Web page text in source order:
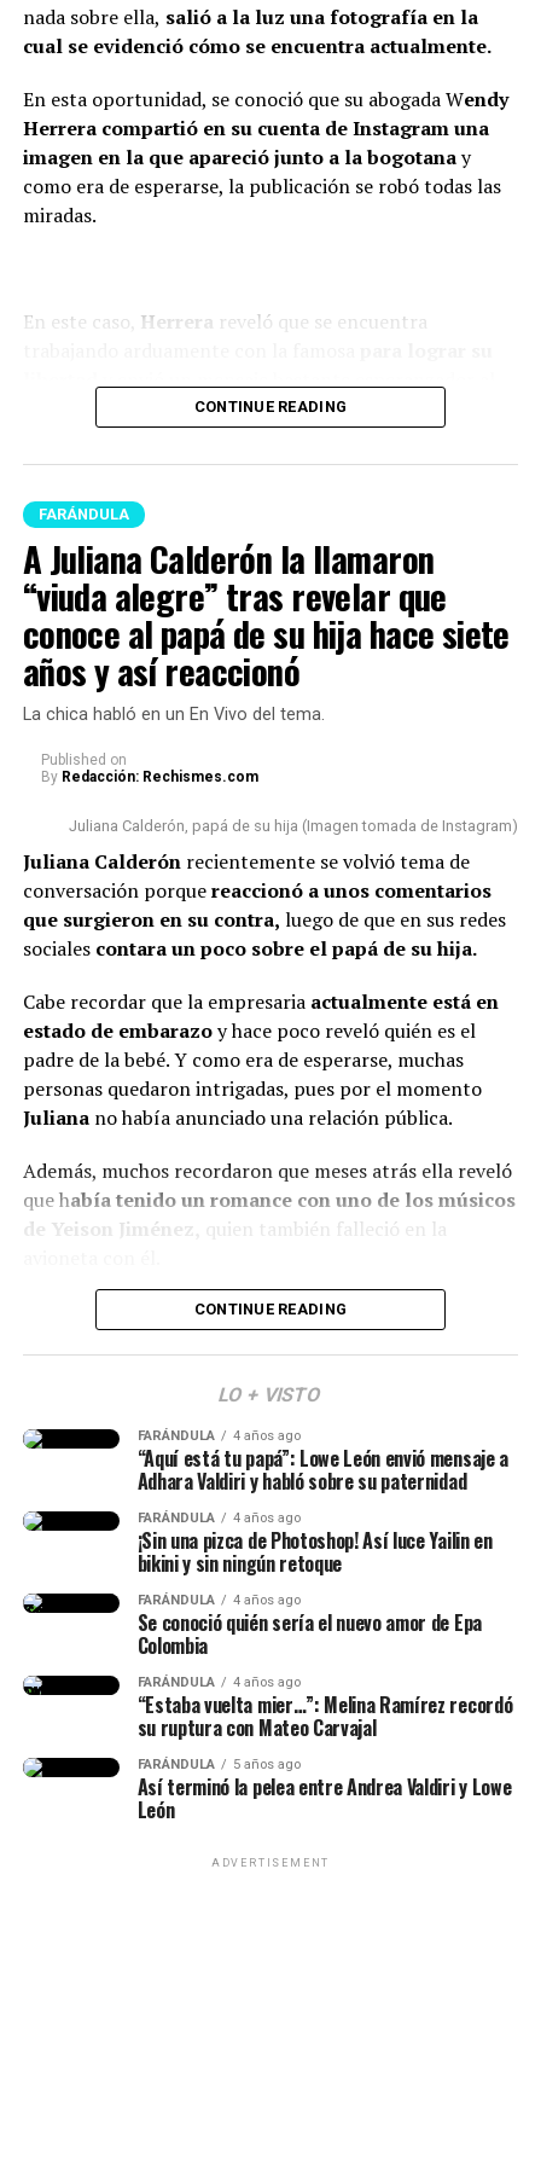
tema ahí también, con la
mamá de la niña estoy bien.
Como se lo dije a ella, tal vez
en algunas vainas no
compaginamos, se acabó lo
confesó.
reiteró que su mayor compromiso
en la actualidades ser un buen papá y mantener una
buena relación con su expareja por el bienestar de
“Ese es el único compromiso
que yo tengo con la vida, ser
buen papá (…) Muchas vainas
que las sacan de contexto,
estamos llevando una relación
cordial y respetuosa (…)
Estamos cumpliendo con lo que
nos toca”, concluyó.
@rutelgamy #seguidores #viraltiktok
#soyjuandacaribe
#soyjuandacaribeshow
♬ sonido original –
nada sobre ella, salió a la luz una fotografía en la
cual se evidenció cómo se encuentra actualmente.
En esta oportunidad, se conoció que su abogada Wendy
Herrera compartió en su cuenta de Instagram una
imagen en la que apareció junto a la bogotanay
como era de esperarse, la publicación se robó todas las
miradas.
En este caso, Herrera reveló que se encuentra
“Una cartagenera te libertará,
Epa Colombia”, expresó.
Sin duda alguna, este anuncio causó emoción entre los
seguidores deEpa. Sin embargo, cabe señalar que hubo
otro hecho que también se volvió muy comentado
respecto a la apariencia de la empresaria.
Lee también: A Juliana Calderón la llamaron “viuda
alegre” tras revelar que conoce al papá de su hija
hace siete años y así reaccionó
En esta ocasión, algunas personas no pasaron por alto
que la bogotana ha tenido algunos cambios físicos
Por un lado, señalaron que se le vio con una tonalidad
de cabello diferente y además, algunos usuarios
comentaron que la empresaria se habría realizado
De hecho, varios la notaron diferente y cuestionaron al
respecto.
“¿Qué le pasó en la cara?”, “Se ve súper inyectada,
perfilamiento?”, “Se dañó el rostro”, comentaron.
Finalmente, otro grupo de personas señaló que veían
debido al tiempo que ha pasado.
(Recuerda dar clic en la imagen)
Epa Colombia y su abogada (Imagen
tomada de IG Rechismes)
CONTINUE READING
FARÁNDULA
A Juliana Calderón la llamaron
“viuda alegre” tras revelar que
conoce al papá de su hija hace siete
años y así reaccionó
La chica habló en un En Vivo del tema.
Published on
By Redacción: Rechismes.com
Juliana Calderón, papá de su hija (Imagen tomada de Instagram)
Juliana Calderónrecientemente se volvió tema de
conversación porquereaccionó a unos comentarios
que surgieron en su contra, luego de que en sus redes
sociales contara un poco sobre el papá de su hija.
Cabe recordar que la empresariaactualmente está en
estado de embarazoy hace poco reveló quién es el
padre de la bebé. Y como era de esperarse, muchas
personas quedaron intrigadas, pues por el momento
Julianano había anunciado una relación pública.
Además, muchos recordaron que meses atrás ella reveló
que había tenido un romance con uno de los músicos
de Yeison Jiménez, quien también falleció en la
Lee también: ¿Escro estaría “utilizando” a Aida
reacciones y se avivaron luego de que Calderón contara,
en una dinámica de preguntas y respuestas en sus
historias de Instagram, q
desde hace siete años.
“Lo conocí hace siete años, ha
sido la historia de amor más
impactante de la historia y, a
pesar de muchos bajos y altos,
siempre estuvo para mí”, había
dicho.
(Recuerda dar clic en la imagen)
CONTINUE READING
LO + VISTO
FARÁNDULA 4 años ago
“Aquí está tu papá”: Lowe León envió mensaje a
Adhara Valdiri y habló sobre su paternidad
FARÁNDULA 4 años ago
¡Sin una pizca de Photoshop! Así luce Yailin en
bikini y sin ningún retoque
FARÁNDULA 4 años ago
Se conoció quién sería el nuevo amor de Epa
Colombia
FARÁNDULA 4 años ago
“Estaba vuelta mier…”: Melina Ramírez recordó
su ruptura con Mateo Carvajal
FARÁNDULA 5 años ago
Así terminó la pelea entre Andrea Valdiri y Lowe
León
ADVERTISEMENT